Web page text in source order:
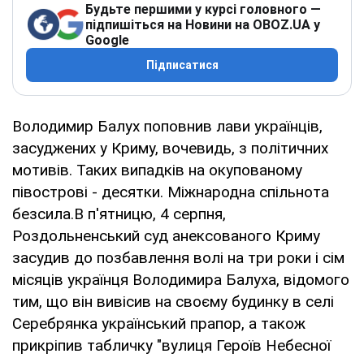
Будьте першими у курсі головного —
підпишіться на Новини на OBOZ.UA у
Google
Підписатися
Володимир Балух поповнив лави українців,
засуджених у Криму, вочевидь, з політичних
мотивів. Таких випадків на окупованому
півострові - десятки. Міжнародна спільнота
безсила.В п'ятницю, 4 серпня,
Роздольненський суд анексованого Криму
засудив до позбавлення волі на три роки і сім
місяців українця Володимира Балуха, відомого
тим, що він вивісив на своєму будинку в селі
Серебрянка український прапор, а також
прикріпив табличку "вулиця Героїв Небесної